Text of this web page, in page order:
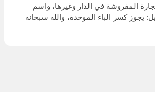
المفروشة في الدار وغيرها، واسم
يجوز كسر الباء الموحدة، والله سبحانه